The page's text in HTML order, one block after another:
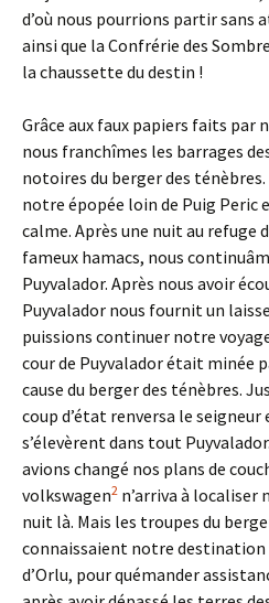
d’où nous pourrions partir
ainsi que la Confrérie des
la chaussette du destin !
Grâce aux faux papiers faits par
nous franchîmes les barrages
notoires du berger des
notre épopée loin de Puig
calme. Après une nuit au refuge
fameux hamacs, nous
Puyvalador. Après nous avoir
Puyvalador nous fournit un
puissions continuer notre
cour de Puyvalador était minée
cause du berger des ténèbres.
coup d’état renversa le
s’élevèrent dans tout
avions changé nos plans de
volkswagen2 n’arriva à
nuit là. Mais les troupes du
connaissaient notre destination
d’Orlu, pour quémander